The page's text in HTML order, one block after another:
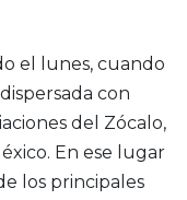
el lunes, cuando
con
del Zócalo,
En ese lugar
los principales